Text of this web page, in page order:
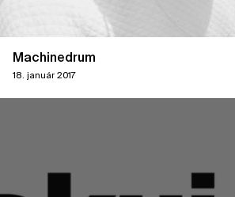
Machinedrum
18. január 2017